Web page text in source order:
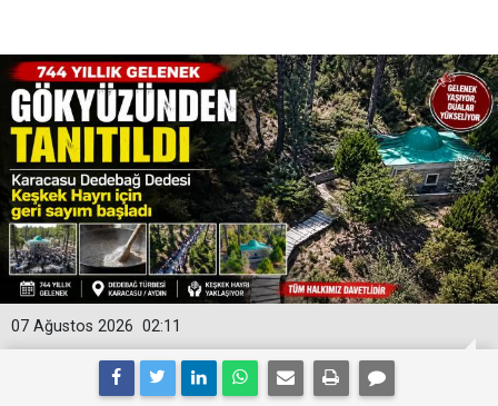
02:11
07 Ağustos 2026